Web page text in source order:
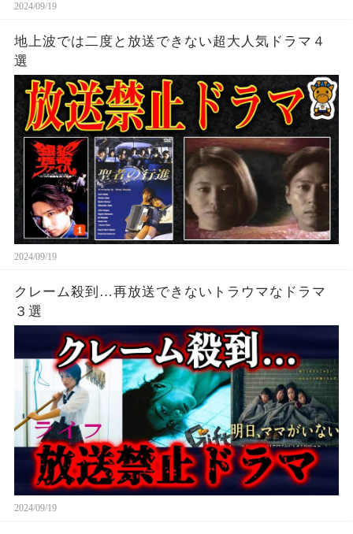
2024/09/19
地上波では二度と放送できない超大人気ドラマ４
選
2024/09/19
クレーム殺到…再放送できないトラウマなドラマ
３選
2024/09/19